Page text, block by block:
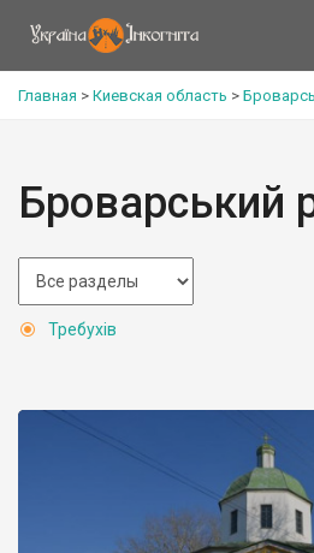
Главная > Киевская область >
Броварський
Требухів